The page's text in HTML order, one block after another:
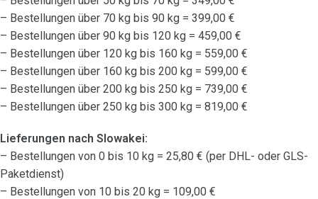
– Bestellungen über 70 kg bis 90 kg = 399,00 €
– Bestellungen über 90 kg bis 120 kg = 459,00 €
– Bestellungen über 120 kg bis 160 kg = 559,00 €
– Bestellungen über 160 kg bis 200 kg = 599,00 €
– Bestellungen über 200 kg bis 250 kg = 739,00 €
– Bestellungen über 250 kg bis 300 kg = 819,00 €
Lieferungen nach Slowakei:
– Bestellungen von 0 bis 10 kg = 25,80 € (per DHL- oder GLS-
Paketdienst)
– Bestellungen von 10 bis 20 kg = 109,00 €